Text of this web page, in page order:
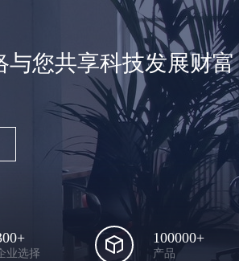
与您共享科技发展财富
业选择
100000+
产品